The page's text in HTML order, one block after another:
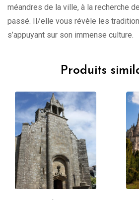
méandres de la ville, à la recherche
passé. Il/elle vous révèle les
s’appuyant sur son immense culture.
Produits